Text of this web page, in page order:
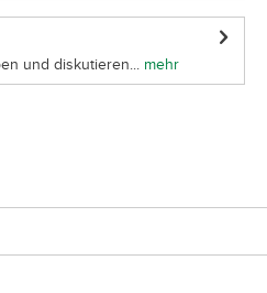
und diskutieren... mehr